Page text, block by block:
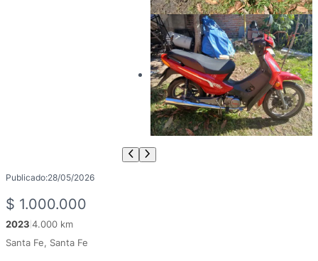
Publicado:28/05/2026
$ 1.000.000
2023 4.000 km
Santa Fe, Santa Fe